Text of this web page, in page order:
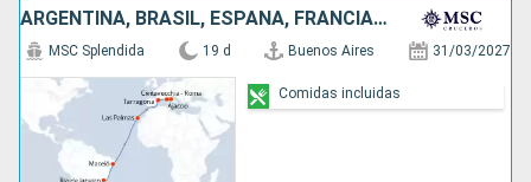
ARGENTINA, BRASIL, ESPAÑA, FRANCIA, ITALIA
MSC Splendida 19 d Buenos Aires 31/03/2027
Comidas incluidas